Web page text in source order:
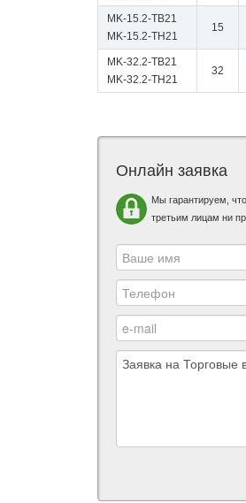
MK-15.2-TB21
MK-15.2-TH21
15
MK-32.2-TB21
MK-32.2-TH21
32
Онлайн заявка
Мы гарантируем,
третьим лицам ни